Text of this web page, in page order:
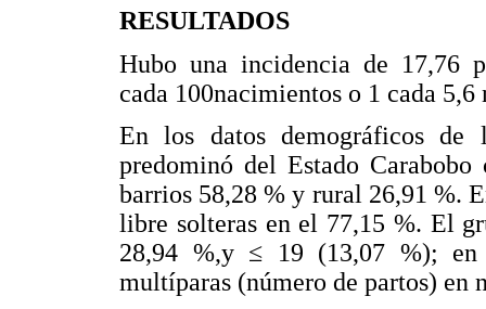
RESULTADOS
Hubo una incidencia de 17,76
cada 100nacimientos o 1 cada 5,6
En los datos demográficos de
predominó del Estado
barrios 58,28 % y rural 26,91 %.
libre solteras en el 77,15 %. El
28,94 %,y ≤ 19 (13,07 %); en
multíparas (número de partos)